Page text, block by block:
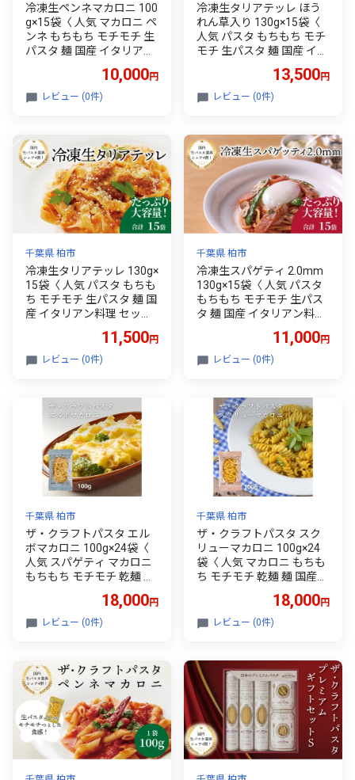
冷凍生ペンネマカロニ 100
g×15袋〈 人気 マカロニ ペ
ンネ もちもち モチモチ 生
パスタ 麺 国産 イタリアン
ソース グラタン 自宅用 保
存食 長期保存 〉
10,000円
レビュー (0件)
冷凍生タリアテッレ ほう
れん草入り 130g×15袋〈
人気 パスタ もちもち モチ
モチ 生パスタ 麺 国産 イタ
クリームソース プロの味
レストラン 自宅用 正月 保
13,500円
レビュー (0件)
千葉県 柏市
冷凍生タリアテッレ 130g×
15袋〈 人気 パスタ もちも
ち モチモチ 生パスタ 麺 国
産 イタリアン料理 セット
ボナーラ プロの味 レスト
ラン 自宅用 保存食 長期保
11,500円
レビュー (0件)
千葉県 柏市
冷凍生スパゲティ 2.0mm
130g×15袋〈 人気 パスタ
もちもち モチモチ 生パス
タ 麺 国産 イタリアン料理
ス プロの味 レストラン 自
宅用 保存食 長期保存 〉
11,000円
レビュー (0件)
千葉県 柏市
ザ・クラフトパスタ エル
ボマカロニ 100g×24袋〈
人気 スパゲティ マカロニ
もちもち モチモチ 乾麺 麺
ト ランチ トマトソース グ
ラタン サラダ 自宅用 保存
18,000円
レビュー (0件)
千葉県 柏市
ザ・クラフトパスタ スク
リューマカロニ 100g×24
袋〈 人気 マカロニ もちも
ち モチモチ 乾麺 麺 国産
ンチ トマトソース スープ
グラタン サラダ 自宅用 保
18,000円
レビュー (0件)